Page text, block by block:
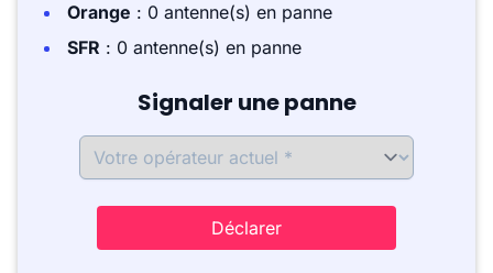
Orange : 0 antenne(s) en panne
SFR : 0 antenne(s) en panne
Signaler une panne
Déclarer